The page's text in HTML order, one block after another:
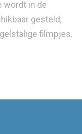
wordt in de
gesteld,
filmpjes.